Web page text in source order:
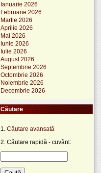
Ianuarie 2026
Februarie 2026
Martie 2026
Aprilie 2026
Mai 2026
Iunie 2026
Iulie 2026
August 2026
Septembrie 2026
Octombrie 2026
Noiembrie 2026
Decembrie 2026
Căutare
1. Căutare avansată
2. Căutare rapidă - cuvânt: